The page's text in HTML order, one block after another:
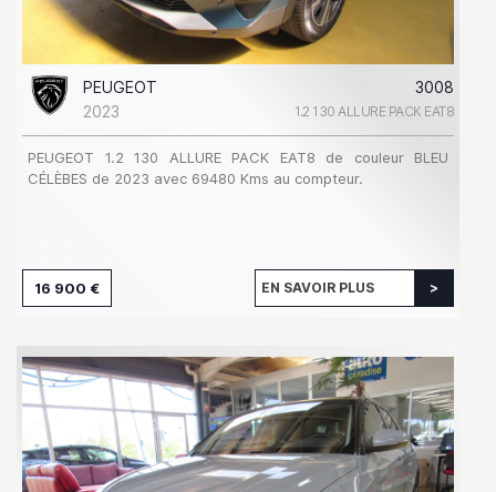
PEUGEOT
3008
2023
1.2 130 ALLURE PACK EAT8
PEUGEOT 1.2 130 ALLURE PACK EAT8 de couleur BLEU
CÉLÈBES de 2023 avec 69480 Kms au compteur.
16 900 € EN SAVOIR PLUS